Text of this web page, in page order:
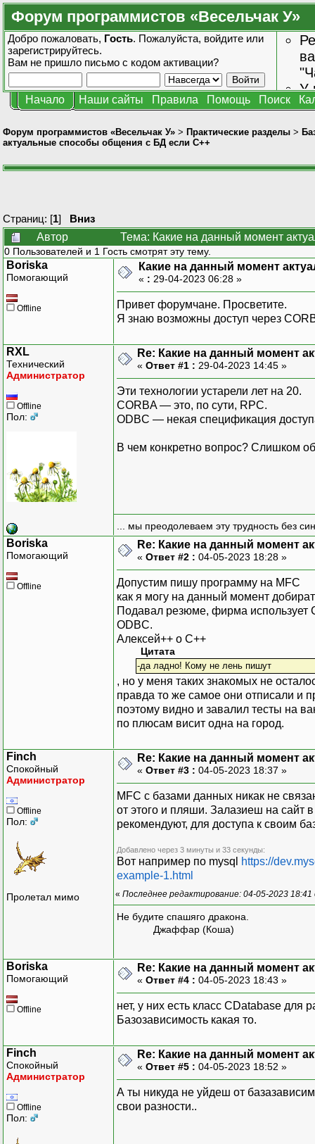
Форум программистов «Весельчак У»
Добро пожаловать, Гость. Пожалуйста, войдите или
зарегистрируйтесь.
Вам не пришло письмо с кодом активации?
У
Начало Наши сайты Правила Помощь Поиск
Форум программистов «Весельчак У» > Практические разделы >
актуальные способы общения с БД если С++
Страниц: [1] Вниз
Автор
Тема: Какие на данный момент
0 Пользователей и 1 Гость смотрят эту тему.
Boriska
Помогающий
Offline
Какие на данный момент
« : 29-04-2023 06:28 »
Привет форумчане. Просветите.
Я знаю возможны доступ через
RXL
Технический
Администратор
Offline
Пол:
Re: Какие на данный момент
« Ответ #1 : 29-04-2023 14:45 »
Эти технологии устарели лет на 20.
CORBA — это, по сути, RPC.
ODBC — некая спецификация
В чем конкретно вопрос? Слишком
... мы преодолеваем эту трудность без
Boriska
Помогающий
Offline
Re: Какие на данный момент
« Ответ #2 : 04-05-2023 18:28 »
Допустим пишу программу на MFC
как я могу на данный момент
Подавал резюме, фирма использует
ОDBC.
Алексей++ о С++
Цитата
-да ладно! Кому не лень пишут
, но у меня таких знакомых не
правда то же самое они отписали и
поэтому видно и завалил тесты на
по плюсам висит одна на город.
Finch
Спокойный
Администратор
Offline
Пол:
Пролетал мимо
Re: Какие на данный момент
« Ответ #3 : 04-05-2023 18:37 »
MFC с базами данных никак не
от этого и пляши. Залазиеш на сайт
рекомендуют, для доступа к своим
Добавлено через 3 минуты и 33 секунды:
Вот например по mysql
https://
example-1.html
« Последнее редактирование: 04-05-2023
Не будите спашяго дракона.
Джаффар (Коша)
Boriska
Помогающий
Offline
Re: Какие на данный момент
« Ответ #4 : 04-05-2023 18:43 »
нет, у них есть класс CDatabase
Базозависимость какая то.
Finch
Спокойный
Администратор
Offline
Пол:
Re: Какие на данный момент
« Ответ #5 : 04-05-2023 18:52 »
А ты никуда не уйдеш от
свои разности..